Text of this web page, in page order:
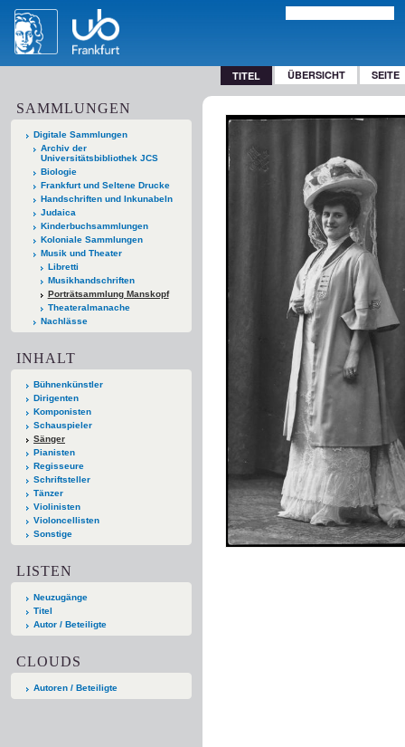
TITEL ÜBERSICHT SEITE
SAMMLUNGEN
Digitale Sammlungen
Archiv der
Universitätsbibliothek JCS
Biologie
Frankfurt und Seltene Drucke
Handschriften und Inkunabeln
Judaica
Kinderbuchsammlungen
Koloniale Sammlungen
Musik und Theater
Libretti
Musikhandschriften
Porträtsammlung Manskopf
Theateralmanache
Nachlässe
INHALT
Bühnenkünstler
Dirigenten
Komponisten
Schauspieler
Sänger
Pianisten
Regisseure
Schriftsteller
Tänzer
Violinisten
Violoncellisten
Sonstige
LISTEN
Neuzugänge
Titel
Autor / Beteiligte
CLOUDS
Autoren / Beteiligte